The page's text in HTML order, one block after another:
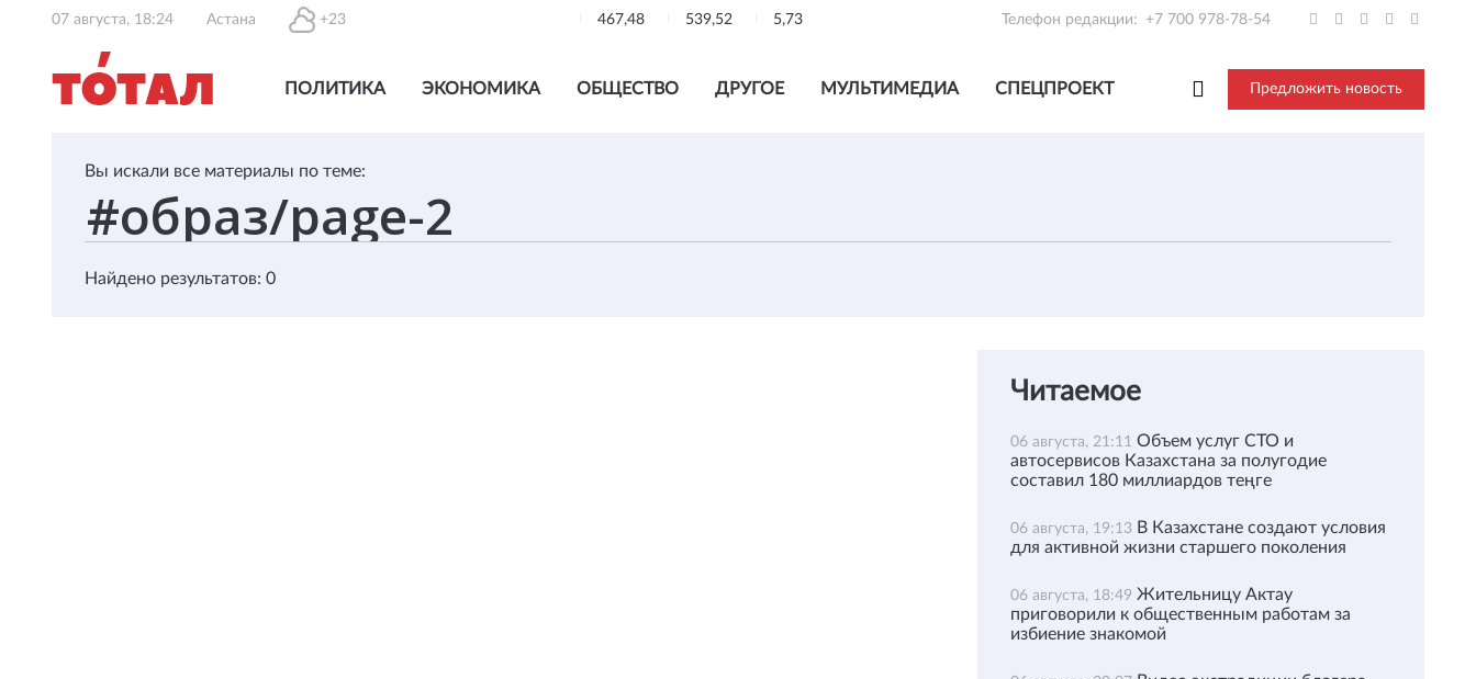
07 августа, 18:24 Астана +23 467,48 539,52 5,73 Телефон редакции: +7 700 978-78-54
ПОЛИТИКА ЭКОНОМИКА ОБЩЕСТВО ДРУГОЕ МУЛЬТИМЕДИА СПЕЦПРОЕКТ Предложить новость
Вы искали все материалы по теме:
Найдено результатов: 0
Читаемое
06 августа, 21:11 Объем услуг СТО и
автосервисов Казахстана за полугодие
составил 180 миллиардов теңге
06 августа, 19:13 В Казахстане создают условия
для активной жизни старшего поколения
06 августа, 18:49 Жительницу Актау
приговорили к общественным работам за
избиение знакомой